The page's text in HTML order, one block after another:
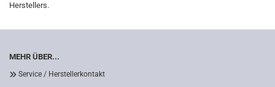
Herstellers.
MEHR ÜBER...
Service / Herstellerkontakt